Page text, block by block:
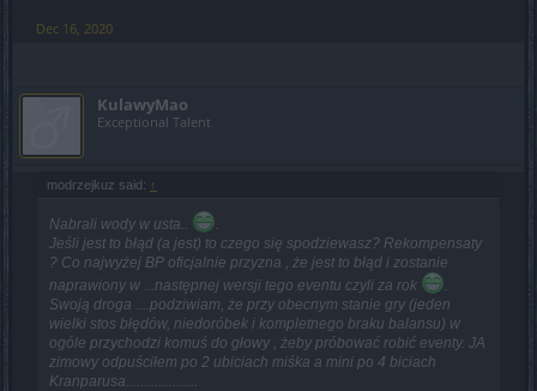
Dec 16, 2020
KulawyMao
Exceptional Talent
modrzejkuz said: ↑
Nabrali wody w usta..
Jeśli jest to błąd (a jest) to czego się spodziewasz? Rekompensaty
? Co najwyżej BP oficjalnie przyzna , że jest to błąd i zostanie
naprawiony w ...następnej wersji tego eventu czyli za rok
Swoją droga ....podziwiam, że przy obecnym stanie gry (jeden
wielki stos błędów, niedoróbek i kompletnego braku balansu) w
ogóle przychodzi komuś do głowy , żeby próbować robić eventy. JA
zimowy odpuściłem po 2 ubiciach miśka a mini po 4 biciach
Kranparusa....................